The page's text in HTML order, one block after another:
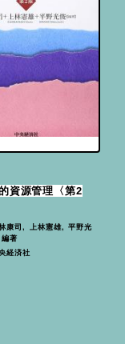
資源管理〈第2
康司, 上林憲雄, 平野光
編著
経済社